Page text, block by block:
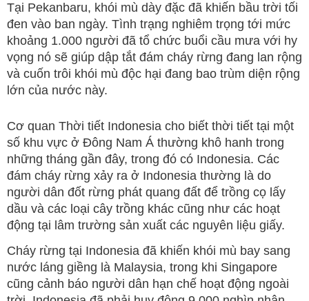
Tại Pekanbaru, khói mù dày đặc đã khiến bầu trời tối
đen vào ban ngày. Tình trạng nghiêm trọng tới mức
khoảng 1.000 người đã tổ chức buổi cầu mưa với hy
vọng nó sẽ giúp dập tắt đám cháy rừng đang lan rộng
và cuốn trôi khói mù độc hại đang bao trùm diện rộng
lớn của nước này.
Cơ quan Thời tiết Indonesia cho biết thời tiết tại một
số khu vực ở Đông Nam Á thường khô hanh trong
những tháng gần đây, trong đó có Indonesia. Các
đám cháy rừng xảy ra ở Indonesia thường là do
người dân đốt rừng phát quang đất để trồng cọ lấy
dầu và các loại cây trồng khác cũng như các hoạt
động tại lâm trường sản xuất các nguyên liệu giấy.
Cháy rừng tại Indonesia đã khiến khói mù bay sang
nước láng giềng là Malaysia, trong khi Singapore
cũng cảnh báo người dân hạn chế hoạt động ngoài